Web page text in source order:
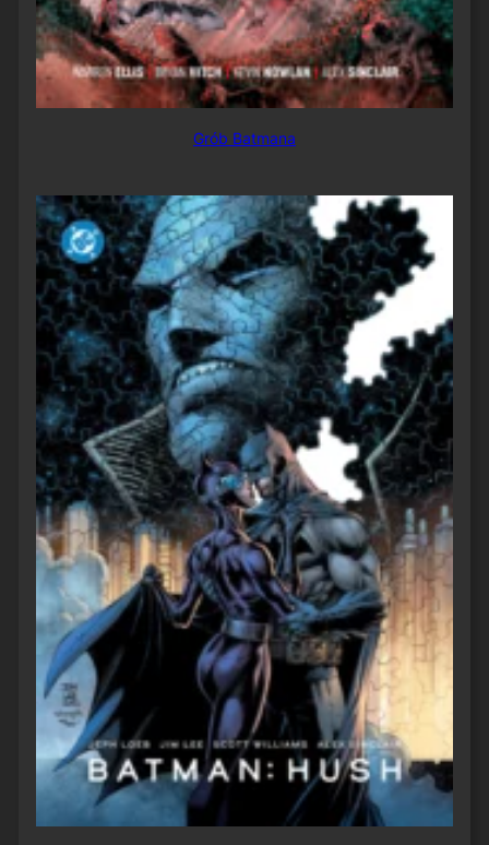
Grób Batmana